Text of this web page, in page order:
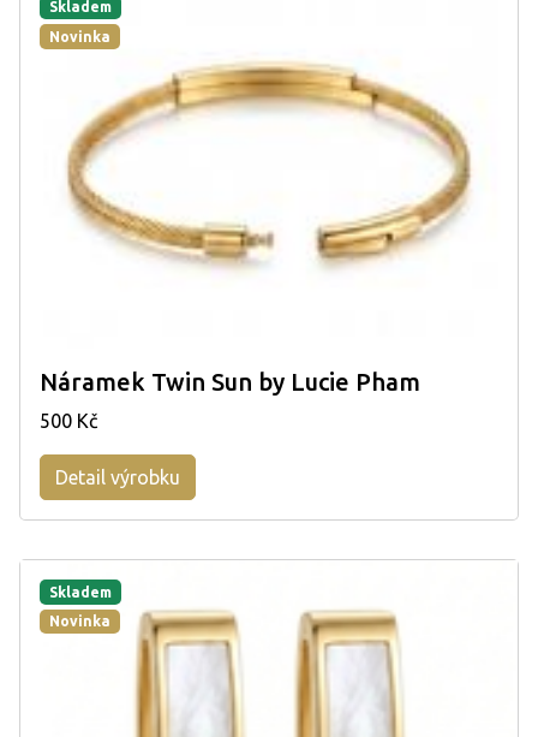
Skladem
Novinka
Náramek Twin Sun by Lucie Pham
500 Kč
Detail výrobku
Skladem
Novinka